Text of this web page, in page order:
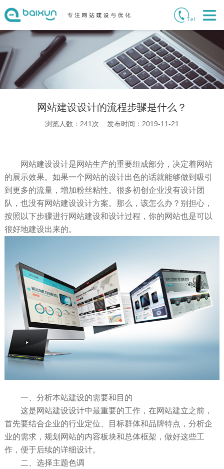
网站建设设计的流程步骤是什么？
浏览人数： 241 次 发布时间：2019-11-21
网站建设设计是网站生产的重要组成部分，决定着网站
的展示效果。如果一个网站的设计出色的话就能够做到吸引
到更多的流量，增加粉丝粘性。很多初创企业没有设计团
队，也没有网站建设设计方案。那么，该怎么办？别担心，
按照以下步骤进行网站建设和设计过程，你的网站也是可以
很好地建设出来的。
一、分析本站建设的需要和目的
这是网站建设设计中最重要的工作，在网站建立之前，
首先要结合企业的行业定位、目标群体和品牌特点，分析企
业的需求，规划网站的内容板块和总体框架，做好这些工
作，便于后续的详细设计。
二、选择主题色调